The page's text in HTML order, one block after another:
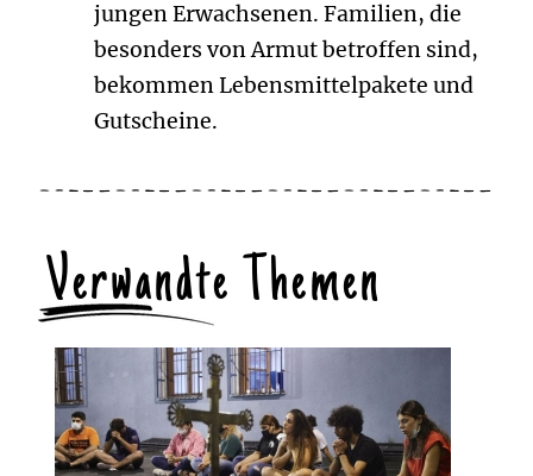
jungen Erwachsenen. Familien, die
besonders von Armut betroffen sind,
bekommen Lebensmittelpakete und
Gutscheine.
Verwandte Themen